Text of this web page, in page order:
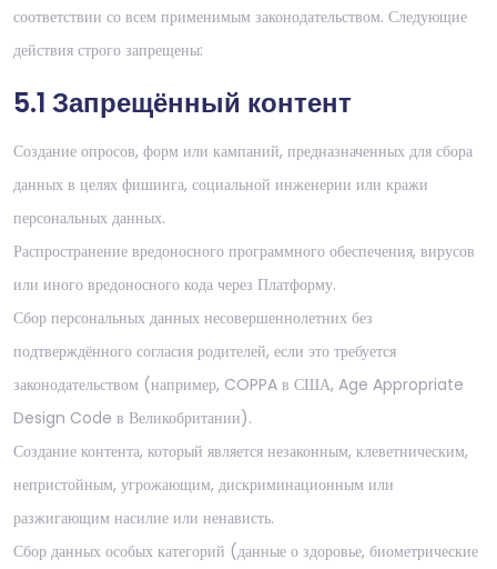
соответствии со всем применимым законодательством. Следующие
действия строго запрещены:
5.1 Запрещённый контент
Создание опросов, форм или кампаний, предназначенных для сбора
данных в целях фишинга, социальной инженерии или кражи
персональных данных.
Распространение вредоносного программного обеспечения, вирусов
или иного вредоносного кода через Платформу.
Сбор персональных данных несовершеннолетних без
подтверждённого согласия родителей, если это требуется
законодательством (например, COPPA в США, Age Appropriate
Design Code в Великобритании).
Создание контента, который является незаконным, клеветническим,
непристойным, угрожающим, дискриминационным или
разжигающим насилие или ненависть.
Сбор данных особых категорий (данные о здоровье, биометрические